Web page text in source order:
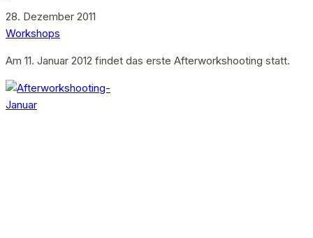
28. Dezember 2011
Workshops
Am 11. Januar 2012 findet das erste Afterworkshooting statt.